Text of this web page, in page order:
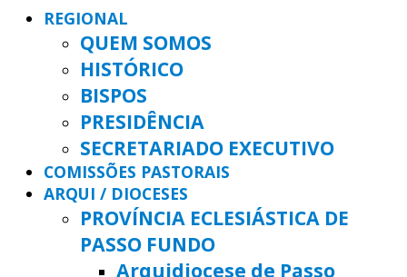
REGIONAL
QUEM SOMOS
HISTÓRICO
BISPOS
PRESIDÊNCIA
SECRETARIADO EXECUTIVO
COMISSÕES PASTORAIS
ARQUI / DIOCESES
PROVÍNCIA ECLESIÁSTICA DE
PASSO FUNDO
Arquidiocese de Passo